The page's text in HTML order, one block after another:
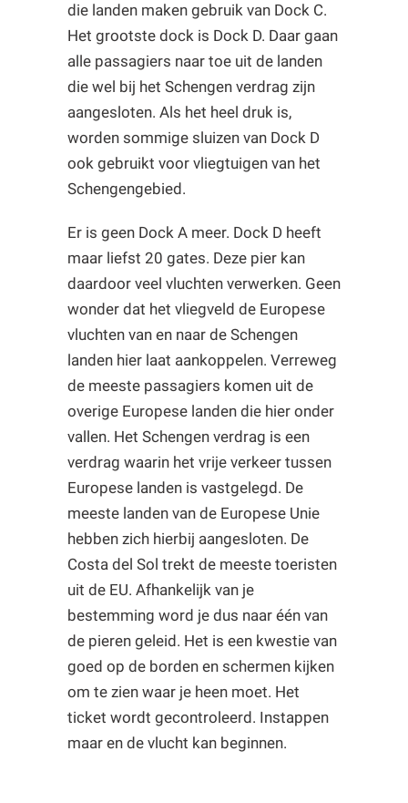
die landen maken gebruik van Dock C.
Het grootste dock is Dock D. Daar gaan
alle passagiers naar toe uit de landen
die wel bij het Schengen verdrag zijn
aangesloten. Als het heel druk is,
worden sommige sluizen van Dock D
ook gebruikt voor vliegtuigen van het
Schengengebied.
Er is geen Dock A meer. Dock D heeft
maar liefst 20 gates. Deze pier kan
daardoor veel vluchten verwerken. Geen
wonder dat het vliegveld de Europese
vluchten van en naar de Schengen
landen hier laat aankoppelen. Verreweg
de meeste passagiers komen uit de
overige Europese landen die hier onder
vallen. Het Schengen verdrag is een
verdrag waarin het vrije verkeer tussen
Europese landen is vastgelegd. De
meeste landen van de Europese Unie
hebben zich hierbij aangesloten. De
Costa del Sol trekt de meeste toeristen
uit de EU. Afhankelijk van je
bestemming word je dus naar één van
de pieren geleid. Het is een kwestie van
goed op de borden en schermen kijken
om te zien waar je heen moet. Het
ticket wordt gecontroleerd. Instappen
maar en de vlucht kan beginnen.